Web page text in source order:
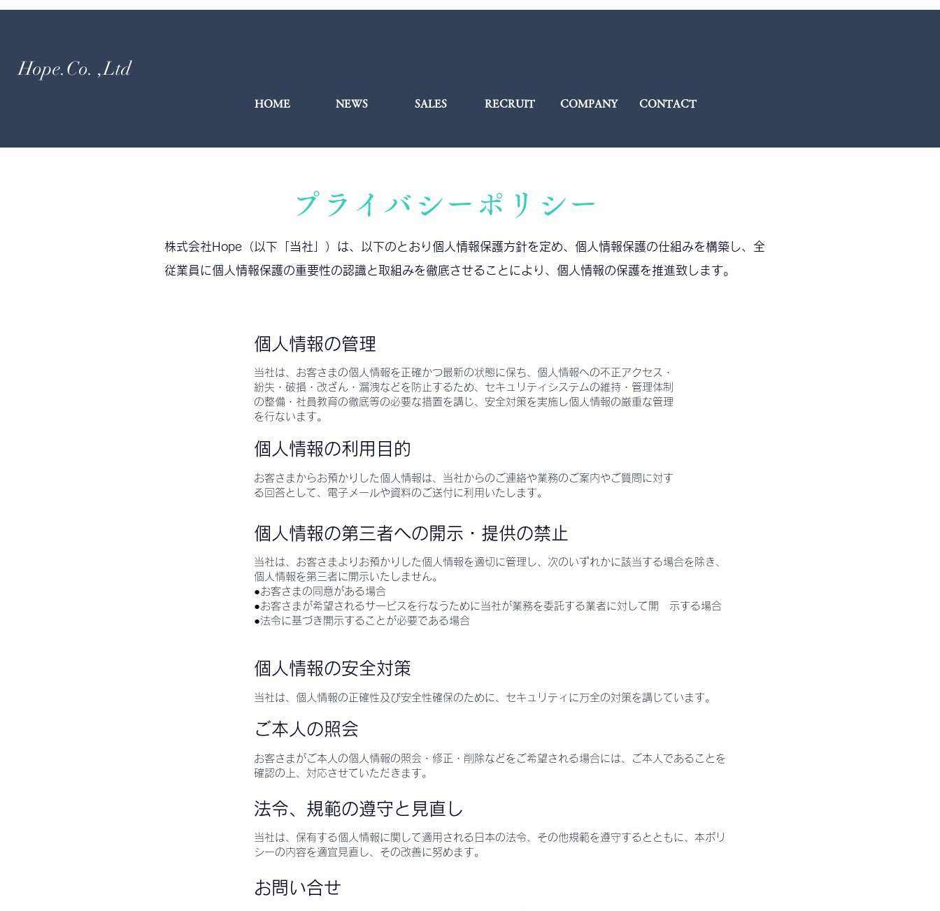
Hope.Co. ,Ltd
HOME NEWS SALES RECRUIT COMPANY CONTACT
プライバシーポリシー
株式会社Hope（以下「当社」）は、以下のとおり個人情報保護方針を定め、個人情報保護の仕組みを構築し、全
従業員に個人情報保護の重要性の認識と取組みを徹底させることにより、個人情報の保護を推進致します。
個人情報の管理
当社は、お客さまの個人情報を正確かつ最新の状態に保ち、個人情報への不正アクセス・
紛失・破損・改ざん・漏洩などを防止するため、セキュリティシステムの維持・管理体制
の整備・社員教育の徹底等の必要な措置を講じ、安全対策を実施し個人情報の厳重な管理
を行ないます。
個人情報の利用目的
お客さまからお預かりした個人情報は、当社からのご連絡や業務のご案内やご質問に対す
る回答として、電子メールや資料のご送付に利用いたします。
個人情報の第三者への開示・提供の禁止
当社は、お客さまよりお預かりした個人情報を適切に管理し、次のいずれかに該当する場合を除き、
個人情報を第三者に開示いたしません。
●お客さまの同意がある場合
●お客さまが希望されるサービスを行なうために当社が業務を委託する業者に対して開 示する場合
●法令に基づき開示することが必要である場合
個人情報の安全対策
当社は、個人情報の正確性及び安全性確保のために、セキュリティに万全の対策を講じています。
ご本人の照会
お客さまがご本人の個人情報の照会・修正・削除などをご希望される場合には、ご本人であることを
確認の上、対応させていただきます。
法令、規範の遵守と見直し
当社は、保有する個人情報に関して適用される日本の法令、その他規範を遵守するとともに、本ポリ
シーの内容を適宜見直し、その改善に努めます。
お問い合せ